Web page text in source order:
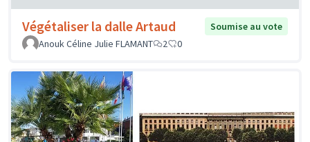
Végétaliser la dalle Artaud
Soumise au vote
Anouk Céline Julie FLAMANT
2 0